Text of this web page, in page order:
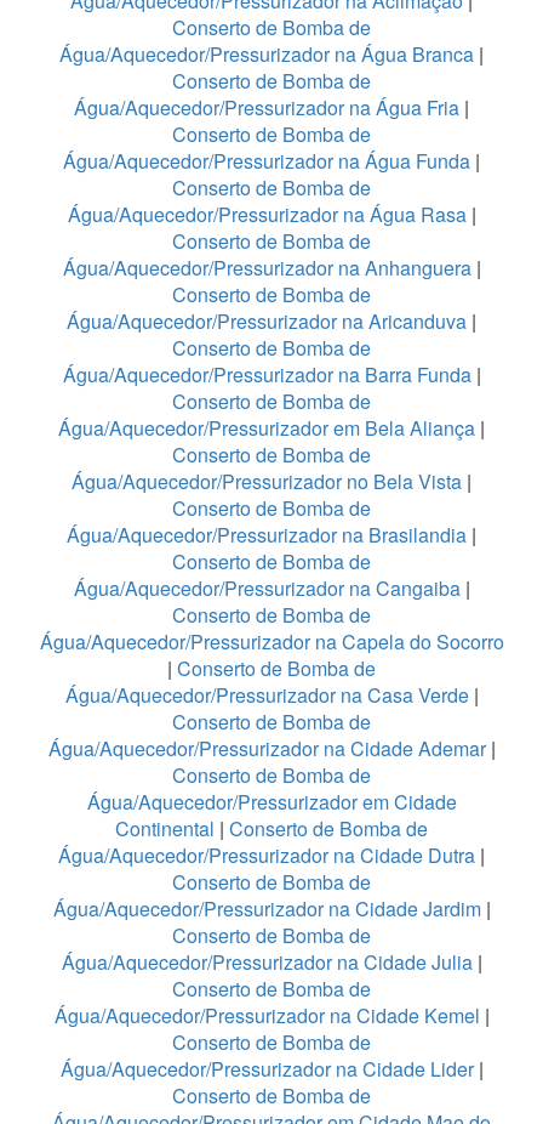
Conserto de Bomba de
Água/Aquecedor/Pressurizador na Água Branca |
Conserto de Bomba de
Água/Aquecedor/Pressurizador na Água Fria |
Conserto de Bomba de
Água/Aquecedor/Pressurizador na Água Funda |
Conserto de Bomba de
Água/Aquecedor/Pressurizador na Água Rasa |
Conserto de Bomba de
Água/Aquecedor/Pressurizador na Anhanguera|
Conserto de Bomba de
Água/Aquecedor/Pressurizador na Aricanduva |
Conserto de Bomba de
Água/Aquecedor/Pressurizador na Barra Funda |
Conserto de Bomba de
Água/Aquecedor/Pressurizador em Bela Aliança |
Conserto de Bomba de
Água/Aquecedor/Pressurizador no Bela Vista |
Conserto de Bomba de
Água/Aquecedor/Pressurizador na Brasilandia |
Conserto de Bomba de
Água/Aquecedor/Pressurizador na Cangaiba|
Conserto de Bomba de
Água/Aquecedor/Pressurizador na Capela do Socorro
| Conserto de Bomba de
Água/Aquecedor/Pressurizador na Casa Verde|
Conserto de Bomba de
Água/Aquecedor/Pressurizador na Cidade Ademar|
Conserto de Bomba de
Água/Aquecedor/Pressurizador em Cidade
Continental | Conserto de Bomba de
Água/Aquecedor/Pressurizador na Cidade Dutra |
Conserto de Bomba de
Água/Aquecedor/Pressurizador na Cidade Jardim|
Conserto de Bomba de
Água/Aquecedor/Pressurizador na Cidade Julia |
Conserto de Bomba de
Água/Aquecedor/Pressurizador na Cidade Kemel |
Conserto de Bomba de
Água/Aquecedor/Pressurizador na Cidade Lider|
Conserto de Bomba de